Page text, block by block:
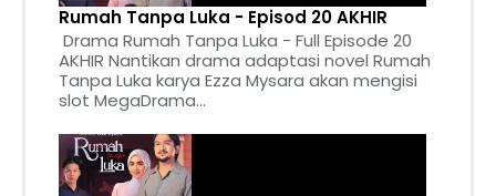
Rumah Tanpa Luka - Episod 20 AKHIR
Drama Rumah Tanpa Luka - Full Episode 20
AKHIR Nantikan drama adaptasi novel Rumah
Tanpa Luka karya Ezza Mysara akan mengisi
slot MegaDrama...